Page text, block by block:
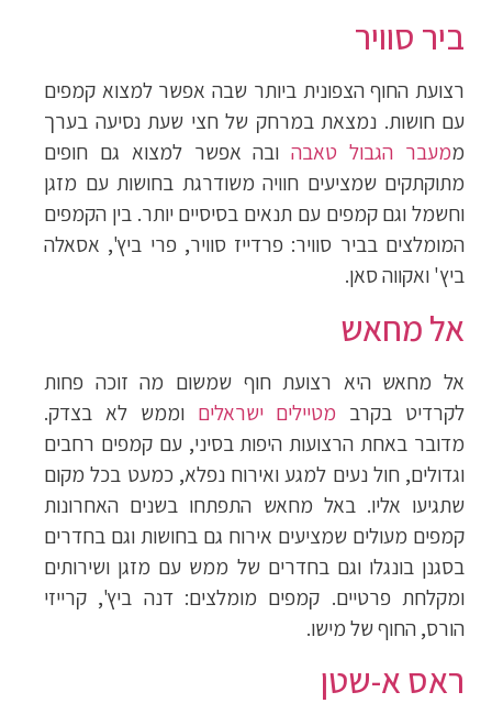
ביר סוויר
רצועת החוף הצפונית ביותר שבה אפשר למצוא קמפים
עם חושות. נמצאת במרחק של חצי שעת נסיעה בערך
ממעבר הגבול טאבהובה אפשר למצוא גם חופים
מתוקתקים שמציעים חוויה משודרגת בחושות עם מזגן
וחשמל וגם קמפים עם תנאים בסיסיים יותר. בין הקמפים
המומלצים בביר סוויר: פרדייז סוויר, פרי ביץ', אסאלה
ביץ' ואקווה סאן.
אל מחאש
אל מחאש היא רצועת חוף שמשום מה זוכה פחות
לקרדיט בקרב מטיילים ישראלים וממש לא בצדק.
מדובר באחת הרצועות היפות בסיני, עם קמפים רחבים
וגדולים, חול נעים למגע ואירוח נפלא, כמעט בכל מקום
שתגיעו אליו. באל מחאש התפתחו בשנים האחרונות
קמפים מעולים שמציעים אירוח גם בחושות וגם בחדרים
בסגנן בונגלו וגם בחדרים של ממש עם מזגן ושירותים
ומקלחת פרטיים. קמפים מומלצים: דנה ביץ', קרייזי
הורס, החוף של מישו.
ראס א-שטן